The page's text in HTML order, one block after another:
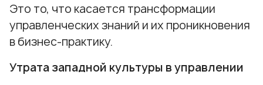
Это то, что касается трансформации
управленческих знаний и их проникновения
в бизнес-практику.
Утрата западной культуры в управлении